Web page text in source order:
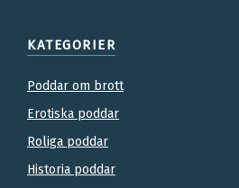
KATEGORIER
Poddar om brott
Erotiska poddar
Roliga poddar
Historia poddar